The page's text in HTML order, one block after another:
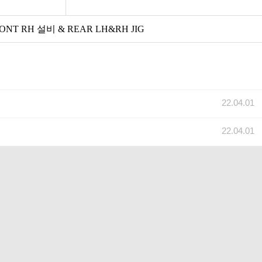
RH 설비 & REAR LH&RH JIG
22.04.01
22.04.01